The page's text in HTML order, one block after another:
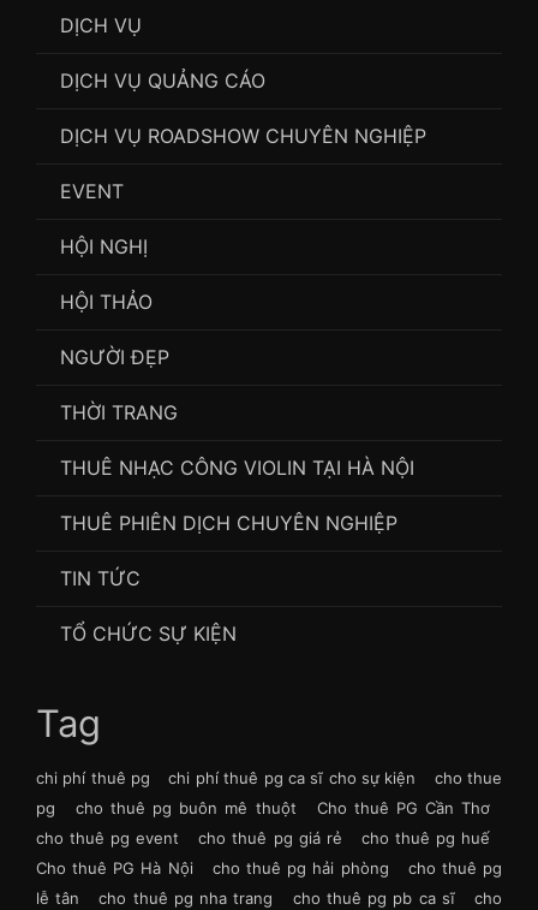
DỊCH VỤ
DỊCH VỤ QUẢNG CÁO
DỊCH VỤ ROADSHOW CHUYÊN NGHIỆP
EVENT
HỘI NGHỊ
HỘI THẢO
NGƯỜI ĐẸP
THỜI TRANG
THUÊ NHẠC CÔNG VIOLIN TẠI HÀ NỘI
THUÊ PHIÊN DỊCH CHUYÊN NGHIỆP
TIN TỨC
TỔ CHỨC SỰ KIỆN
Tag
chi phí thuê pg chi phí thuê pg ca sĩ cho sự kiện
cho thue
pg
cho thuê pg buôn mê thuột
Cho thuê PG Cần Thơ
cho thuê pg event
cho thuê pg giá rẻ
cho thuê pg huế
Cho thuê PG Hà Nội
cho thuê pg hải phòng
cho thuê pg
lễ tân
cho thuê pg nha trang cho thuê pg pb ca sĩ cho